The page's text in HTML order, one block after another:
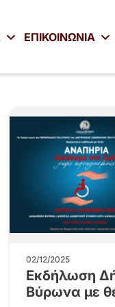
ΕΠΙΚΟΙΝΩΝΙΑ
02/12/2025
Εκδήλωση
Βύρωνα με